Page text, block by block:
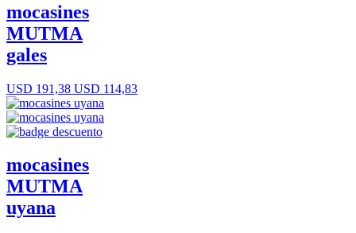
mocasines
MUTMA
gales
USD 191,38 USD 114,83
mocasines
MUTMA
uyana